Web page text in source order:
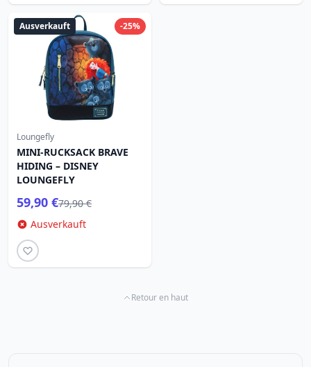
-25%
Ausverkauft
Loungefly
MINI-RUCKSACK BRAVE
HIDING – DISNEY
LOUNGEFLY
59,90 €79,90 €
Ausverkauft
Retour en haut